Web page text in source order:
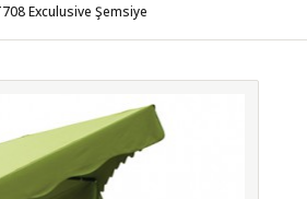
Exculusive Şemsiye